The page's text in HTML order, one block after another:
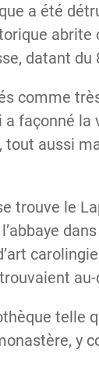
a été
abrite
datant du
comme
façonné la
tout aussi
trouve le
au-
telle
y